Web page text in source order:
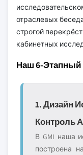
отраслевых
строгой
кабинетных
Наш 6-Этапный
1. Дизайн
Контроль
В GMI наша
построена